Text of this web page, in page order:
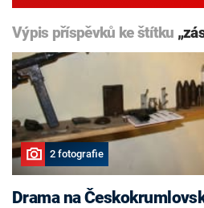
Výpis příspěvků ke štítku
2 fotografie
Drama na